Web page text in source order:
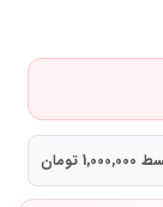
تومان